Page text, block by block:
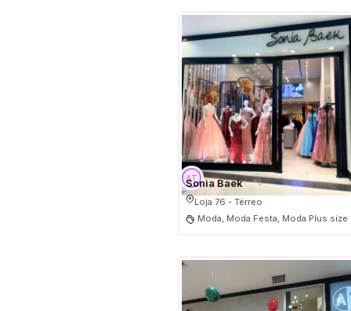
Sonia Baek
Loja 76 - Térreo
Moda, Moda Festa, Moda Plus size